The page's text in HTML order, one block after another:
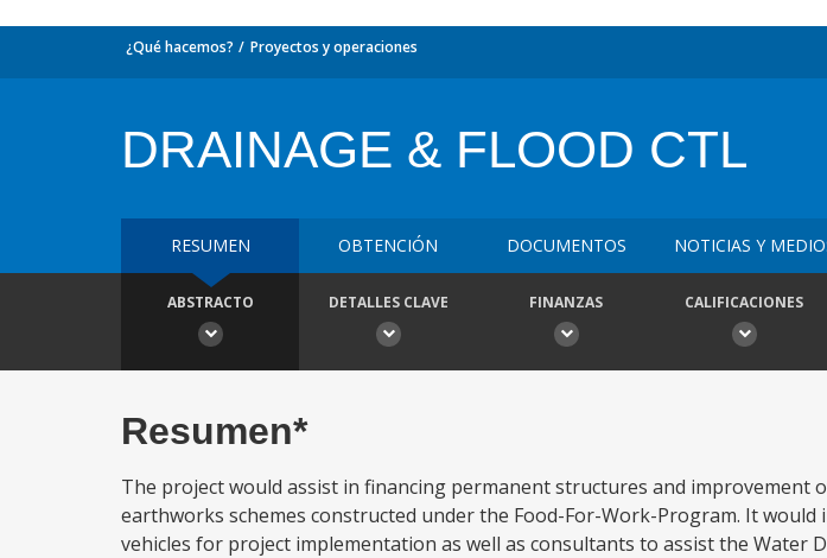
¿Qué hacemos? Proyectos y operaciones
DRAINAGE & FLOOD CTL
RESUMEN OBTENCIÓN DOCUMENTOS NOTICIAS Y
ABSTRACTO DETALLES CLAVE FINANZAS CALIFICACIONES
Resumen*
The project would assist in financing permanent structures and improvement
earthworks schemes constructed under the Food-For-Work-Program. It
vehicles for project implementation as well as consultants to assist the Water